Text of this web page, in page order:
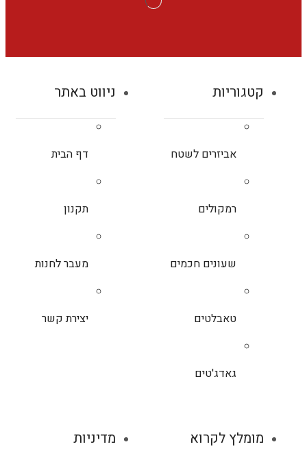
קטגוריות
אביזרים לשטח
רמקולים
שעונים חכמים
טאבלטים
גאדג'טים
ניווט באתר
דף הבית
תקנון
מעבר לחנות
יצירת קשר
מומלץ לקרוא מדיניות